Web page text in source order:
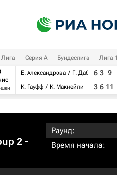
Серия А Бундеслига Лига 1
Е. Александрова
Г. Дабровски
К. Гауфф
К. Макнейли
6 3 9
3 6 11
2 -
Раунд:
Время начала: